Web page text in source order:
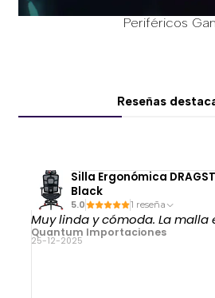
Periféricos
Reseñas
Silla Ergonómica
Black
5.0 1 reseña
Muy linda y cómoda. La malla
Quantum Importaciones
25-12-2025